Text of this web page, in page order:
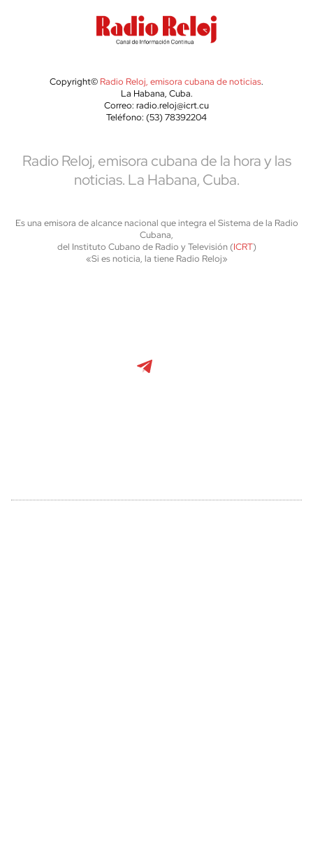
Copyright© Radio Reloj, emisora cubana de noticias.
La Habana, Cuba.
Correo: radio.reloj@icrt.cu
Teléfono: (53) 78392204
Radio Reloj, emisora cubana de la hora y las
noticias. La Habana, Cuba.
Es una emisora de alcance nacional que integra el Sistema de la Radio
Cubana,
del Instituto Cubano de Radio y Televisión (ICRT)
«Si es noticia, la tiene Radio Reloj»